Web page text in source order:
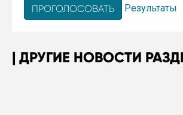
Результаты
ДРУГИЕ НОВОСТИ